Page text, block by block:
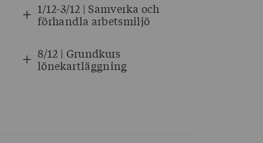
1/12-3/12 | Samverka och
förhandla arbetsmiljö
8/12 | Grundkurs
lönekartläggning